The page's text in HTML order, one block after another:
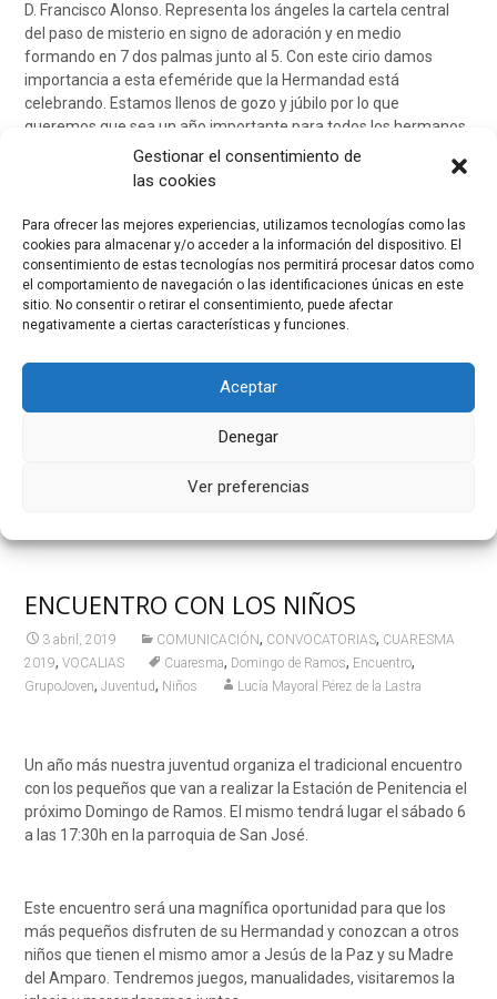
Gestionar el consentimiento de
las cookies
Para ofrecer las mejores experiencias, utilizamos tecnologías como las
cookies para almacenar y/o acceder a la información del dispositivo. El
consentimiento de estas tecnologías nos permitirá procesar datos como
el comportamiento de navegación o las identificaciones únicas en este
sitio. No consentir o retirar el consentimiento, puede afectar
negativamente a ciertas características y funciones.
Aceptar
Denegar
Ver preferencias
D. Francisco Alonso. Representa los ángeles la cartela central
del paso de misterio en signo de adoración y en medio
formando en 7 dos palmas junto al 5. Con este cirio damos
importancia a esta efeméride que la Hermandad está
celebrando. Estamos llenos de gozo y júbilo por lo que
queremos que sea un año importante para todos los hermanos.
En el resto de los cirios habrá intenciones de otros hermanos
paso del Señor de la Paz
.
ENCUENTRO CON LOS NIÑOS
3 abril, 2019 COMUNICACIÓN, CONVOCATORIAS, CUARESMA
2019,VOCALIAS Cuaresma, Domingo de Ramos, Encuentro,
GrupoJoven,Juventud, Niños Lucía Mayoral Pérez de la Lastra
Un año más nuestra juventud organiza el tradicional encuentro
con los pequeños que van a realizar la Estación de Penitencia el
próximo Domingo de Ramos. El mismo tendrá lugar el sábado 6
a las 17:30h en la parroquia de San José.
Este encuentro será una magnífica oportunidad para que los
más pequeños disfruten de su Hermandad y conozcan a otros
niños que tienen el mismo amor a Jesús de la Paz y su Madre
del Amparo. Tendremos juegos, manualidades, visitaremos la